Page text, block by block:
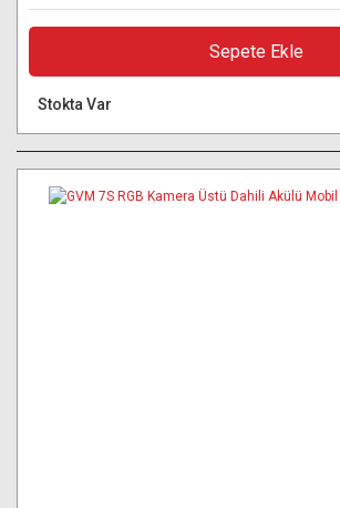
Sepete Ekle
Stokta Var